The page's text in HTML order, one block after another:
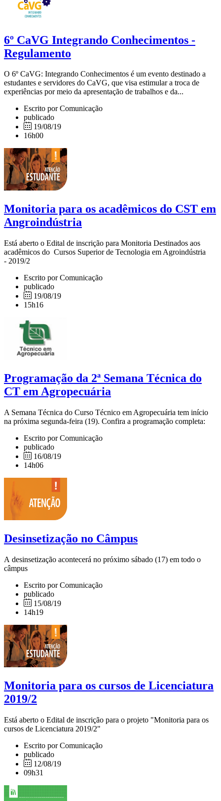
6º CaVG Integrando Conhecimentos -
Regulamento
O 6º CaVG: Integrando Conhecimentos é um evento destinado a
estudantes e servidores do CaVG, que visa estimular a troca de
experiências por meio da apresentação de trabalhos e da...
Escrito por Comunicação
publicado
19/08/19
16h00
Monitoria para os acadêmicos do CST em
Angroindústria
Está aberto o Edital de inscrição para Monitoria Destinados aos
acadêmicos do Cursos Superior de Tecnologia em Agroindústria
- 2019/2
Escrito por Comunicação
publicado
19/08/19
15h16
Programação da 2ª Semana Técnica do
CT em Agropecuária
A Semana Técnica do Curso Técnico em Agropecuária tem início
na próxima segunda-feira (19). Confira a programação completa:
Escrito por Comunicação
publicado
16/08/19
14h06
Desinsetização no Câmpus
A desinsetização acontecerá no próximo sábado (17) em todo o
câmpus
Escrito por Comunicação
publicado
15/08/19
14h19
Monitoria para os cursos de Licenciatura
2019/2
Está aberto o Edital de inscrição para o projeto "Monitoria para os
cursos de Licenciatura 2019/2"
Escrito por Comunicação
publicado
12/08/19
09h31